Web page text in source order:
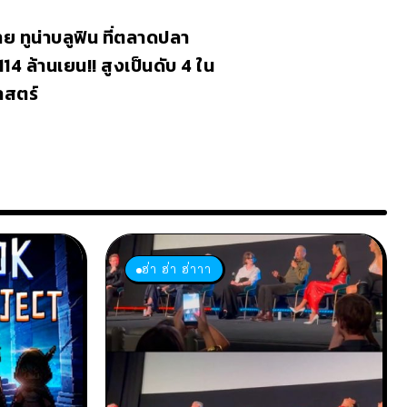
ย ทูน่าบลูฟิน ที่ตลาดปลา
ล้านเยน!! สูงเป็นดับ 4 ใน
สตร์
ฮ่า ฮ่า ฮ่าาา